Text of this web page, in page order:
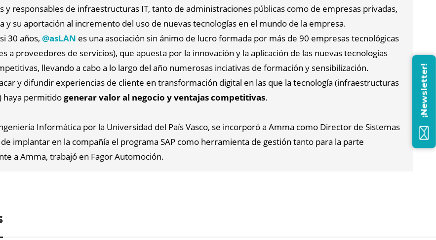
y responsables de infraestructuras IT, tanto de administraciones públicas como de empresas privadas,
y su aportación al incremento del uso de nuevas tecnologías en el mundo de la empresa.
30 años, @asLAN es una asociación sin ánimo de lucro formada por más de 90 empresas tecnológicas
a proveedores de servicios), que apuesta por la innovación y la aplicación de las nuevas tecnologías
llevando a cabo a lo largo del año numerosas inciativas de formación y sensibilización.
y difundir experiencias de cliente en transformación digital en las que la tecnología (infraestructuras
haya permitidogenerar valor al negocio y ventajas competitivas.
Informática por la Universidad del País Vasco, se incorporó a Amma como Director de Sistemas
implantar en la compañía el programa SAP como herramienta de gestión tanto para la parte
a Amma, trabajó en Fagor Automoción.
¡Newsletter!